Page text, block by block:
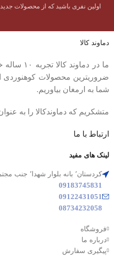
اولین نفری باشید که از محصولات
دماوند کالا
ما در
ضروریترین محصولات کوهنوردی
شما به ارمغان بیاوریم.
متشکریم که دماوندکالا را به
ارتباط با ما
لینک های مفید
کردستان٬ بانه بلوار شهدا٬ جنب مجتمع تجاری ابراهیمی
09183745831
09122431051
08734232058
فروشگاه
درباره ما
پیگیری سفارش